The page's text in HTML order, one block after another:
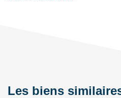
Les biens